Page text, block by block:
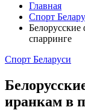
Главная
Спорт
спарринге
Спорт Беларуси
иранкам в